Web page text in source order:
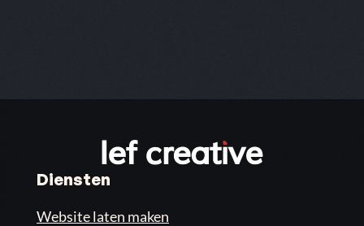
Diensten
Website laten maken